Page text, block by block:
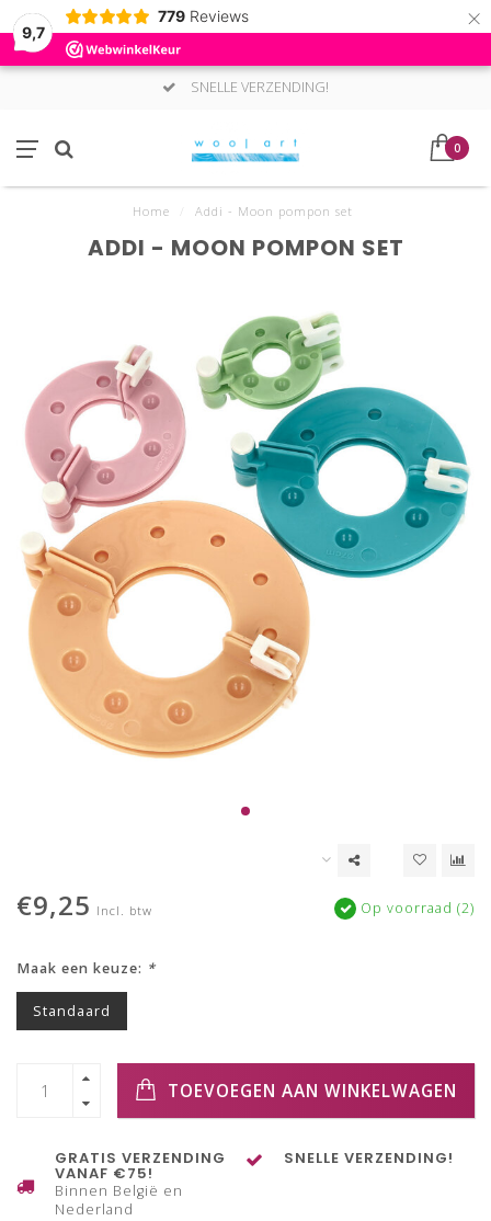
9,7
779 Reviews ×
SNELLE VERZENDING!
0
Home Addi - Moon pompon set
ADDI - MOON POMPON SET
€9,25 Incl. btw Op voorraad (2)
Maak een keuze: *
Standaard
TOEVOEGEN AAN WINKELWAGEN
GRATIS VERZENDING
VANAF €75!
Binnen België en
Nederland
SNELLE VERZENDING!